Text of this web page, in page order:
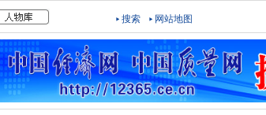
搜索 网站地图